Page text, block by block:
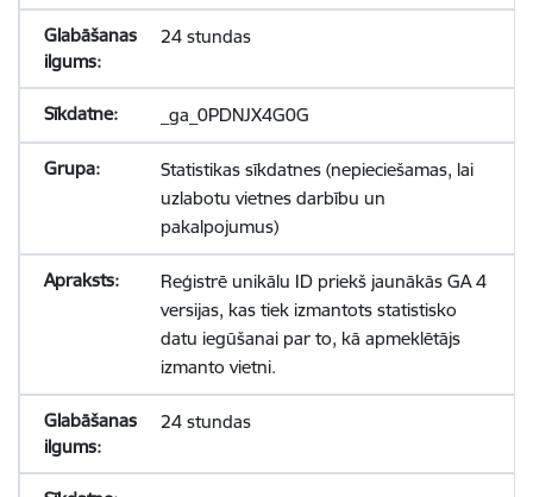
24 stundas
_ga_0PDNJX4G0G
Statistikas sīkdatnes (nepieciešamas, lai
uzlabotu vietnes darbību un
pakalpojumus)
Reģistrē unikālu ID priekš jaunākās GA 4
versijas, kas tiek izmantots statistisko
datu iegūšanai par to, kā apmeklētājs
izmanto vietni.
24 stundas